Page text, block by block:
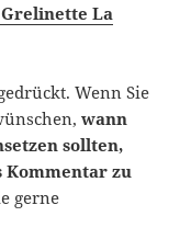
La
Wenn Sie
wann
sollten,
Kommentar zu
gerne